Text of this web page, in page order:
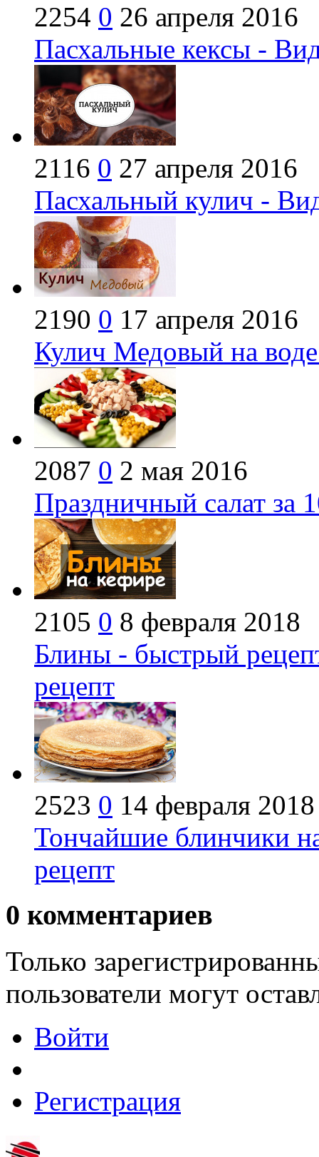
2254 0 26 апреля 2016
Пасхальные кексы -
2116 0 27 апреля 2016
Пасхальный кулич -
2190 0 17 апреля 2016
Кулич Медовый на
2087 0 2 мая 2016
Праздничный салат за
2105 0 8 февраля 2018
Блины - быстрый
рецепт
2523 0 14 февраля 2018
Тончайшие блинчики
рецепт
0 комментариев
Только
пользователи могут
Войти
Регистрация